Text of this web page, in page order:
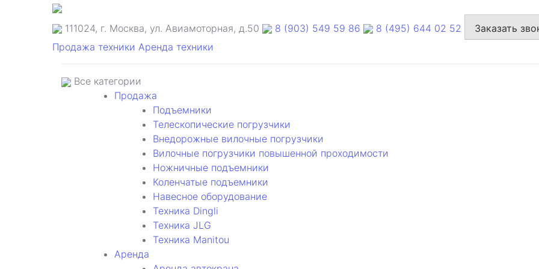
111024, г. Москва, ул. Авиамоторная, д.50 8 (903) 549 59 86 8 (495) 644 02 52
Заказать
Продажа техники Аренда техники
Все категории
Продажа
Подъемники
Телескопические погрузчики
Внедорожные вилочные погрузчики
Вилочные погрузчики повышенной проходимости
Ножничные подъемники
Коленчатые подъемники
Навесное оборудование
Техника Dingli
Техника JLG
Техника Manitou
Аренда